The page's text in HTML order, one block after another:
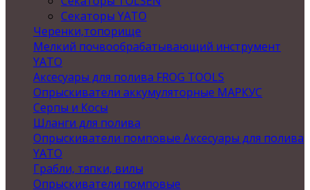
Секаторы YATO
Черенки,топорище
Мелкий почвообрабатывающий инструмент
YATO
Аксесуары для полива FROG TOOLS
Опрыскиватели аккумуляторные МАРКУС
Серпы и Косы
Шланги для полива
Опрыскиватели помповые Аксесуары для полива
YATO
Грабли, тяпки, вилы
Опрыскиватели помповые